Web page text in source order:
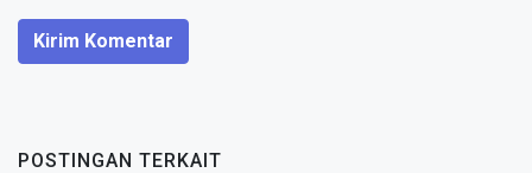
Kirim Komentar
POSTINGAN TERKAIT